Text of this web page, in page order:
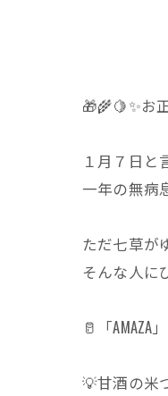
🎁🌾🍋✨お
１月７日と
一年の無病
ただ七草が
そんな人に
🥛「
💡甘酒の米